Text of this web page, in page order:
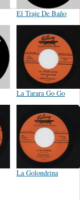
El Traje De Baño
La Tarara Go Go
La Golondrina